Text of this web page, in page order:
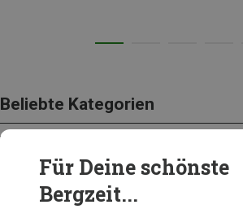
Beliebte Kategorien
BEKLEIDUNG
Für Deine schönste
Bergzeit...